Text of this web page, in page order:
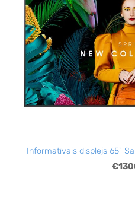
Informatīvais displejs 65"